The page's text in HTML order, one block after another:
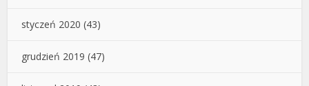
styczeń 2020 (43)
grudzień 2019 (47)